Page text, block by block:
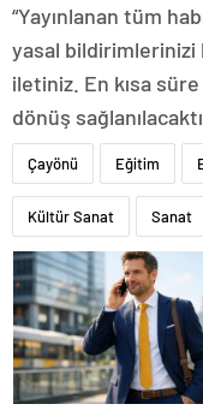
“Yayınlanan tüm
yasal bildirimlerinizi
iletiniz. En kısa
dönüş
Çayönü Eğitim
Kültür Sanat Sanat